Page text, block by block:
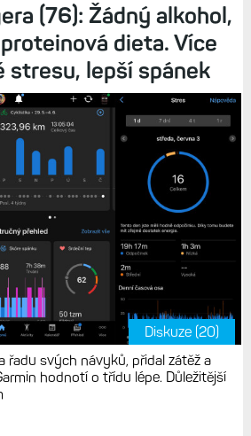
(76): Žádný alkohol,
dieta. Více
stresu, lepší spánek
Diskuze (20)
řadu svých návyků, přidal zátěž a
hodnotí o třídu lépe. Důležitější